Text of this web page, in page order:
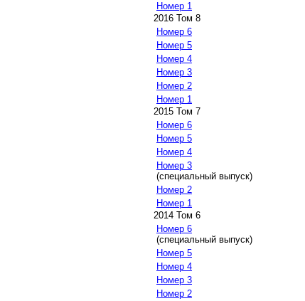
Номер 1
2016 Том 8
Номер 6
Номер 5
Номер 4
Номер 3
Номер 2
Номер 1
2015 Том 7
Номер 6
Номер 5
Номер 4
Номер 3
(специальный выпуск)
Номер 2
Номер 1
2014 Том 6
Номер 6
(специальный выпуск)
Номер 5
Номер 4
Номер 3
Номер 2